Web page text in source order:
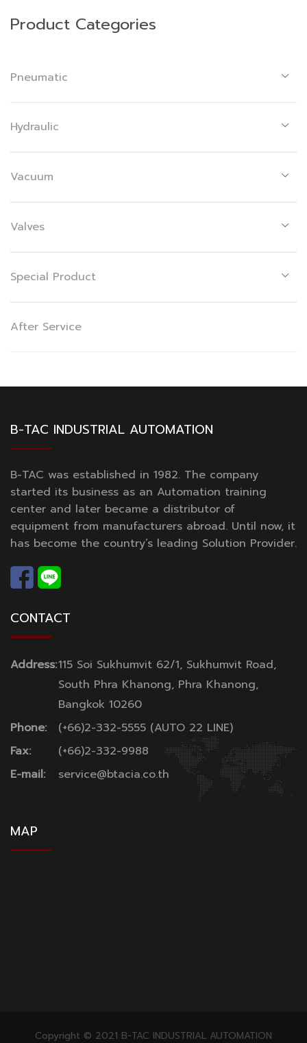
Product Categories
Pneumatic
Hydraulic
Vacuum
Valves
Special Product
After Service
B-TAC INDUSTRIAL AUTOMATION
B-TAC was established in 1982. The company
started its business as an Automation training
center and later became a distributor of
equipment from manufacturers abroad. Until now, it
has become the country’s leading Solution Provider.
CONTACT
Address:115 Soi Sukhumvit 62/1, Sukhumvit Road,
South Phra Khanong, Phra Khanong,
Bangkok 10260
Phone:
(+66)2-332-5555 (AUTO 22 LINE)
Fax:
(+66)2-332-9988
E-mail:
service@btacia.co.th
MAP
Copyright © 2021 B-TAC INDUSTRIAL AUTOMATION